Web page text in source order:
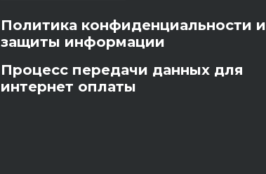
Политика конфиденциальности и
защиты информации
Процесс передачи данных для
интернет оплаты